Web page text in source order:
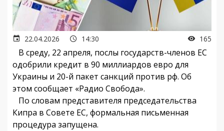
22.04.2026 14:30 165
В среду, 22 апреля, послы государств-членов ЕС
одобрили кредит в 90 миллиардов евро для
Украины и 20-й пакет санкций против рф. Об
этом сообщает «Радио Свобода».
По словам представителя председательства
Кипра в Совете ЕС, формальная письменная
процедура запущена.